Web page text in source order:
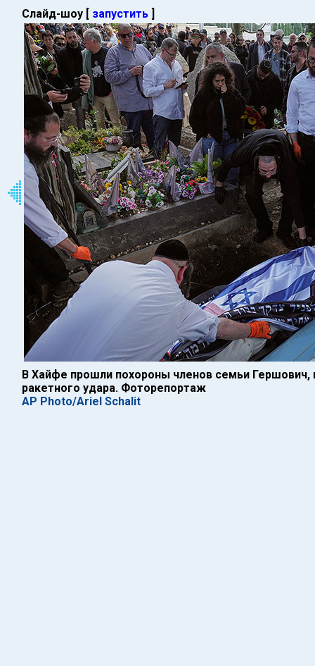
Слайд-шоу [ запустить ]
В Хайфе прошли похороны членов семьи Гершович,
ракетного удара. Фоторепортаж
AP Photo/Ariel Schalit